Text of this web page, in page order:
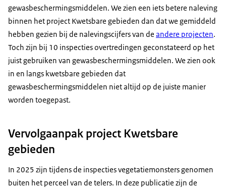
gewasbeschermingsmiddelen. We zien een iets betere naleving
binnen het project Kwetsbare gebieden dan dat we gemiddeld
hebben gezien bij de nalevingscijfers van de andere projecten.
Toch zijn bij 10 inspecties overtredingen geconstateerd op het
juist gebruiken van gewasbeschermingsmiddelen. We zien ook
in en langs kwetsbare gebieden dat
gewasbeschermingsmiddelen niet altijd op de juiste manier
worden toegepast.
Vervolgaanpak project Kwetsbare
gebieden
In 2025 zijn tijdens de inspecties vegetatiemonsters genomen
buiten het perceel van de telers. In deze publicatie zijn de